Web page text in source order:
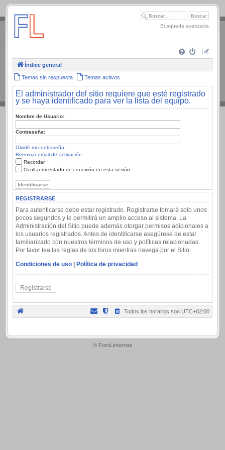
.
Búsqueda avanzada
Índice general
Temas sin respuesta Temas activos
El administrador del sitio requiere que esté registrado
y se haya identificado para ver la lista del equipo.
Nombre de Usuario:
Contraseña:
Olvidé mi contraseña
Reenviar email de activación
Recordar
Ocultar mi estado de conexión en esta sesión
REGISTRARSE
Para autenticarse debe estar registrado. Registrarse tomará solo unos
pocos segundos y le permitirá un amplio acceso al sistema. La
Administración del Sitio puede además otorgar permisos adicionales a
los usuarios registrados. Antes de identificarse asegúrese de estar
familiarizado con nuestros términos de uso y políticas relacionadas.
Por favor lea las reglas de los foros mientras navega por el Sitio.
Condiciones de uso | Política de privacidad
Registrarse
Todos los horarios son UTC+02:00
.
© ForoLinternas